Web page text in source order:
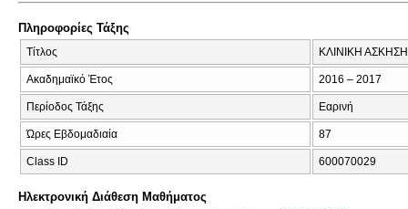
Πληροφορίες Τάξης
Τίτλος ΚΛΙΝΙΚΗ
Ακαδημαϊκό Έτος 2016 – 2017
Περίοδος Τάξης Εαρινή
Ώρες Εβδομαδιαία 87
Class ID 600070029
Ηλεκτρονική Διάθεση Μαθήματος